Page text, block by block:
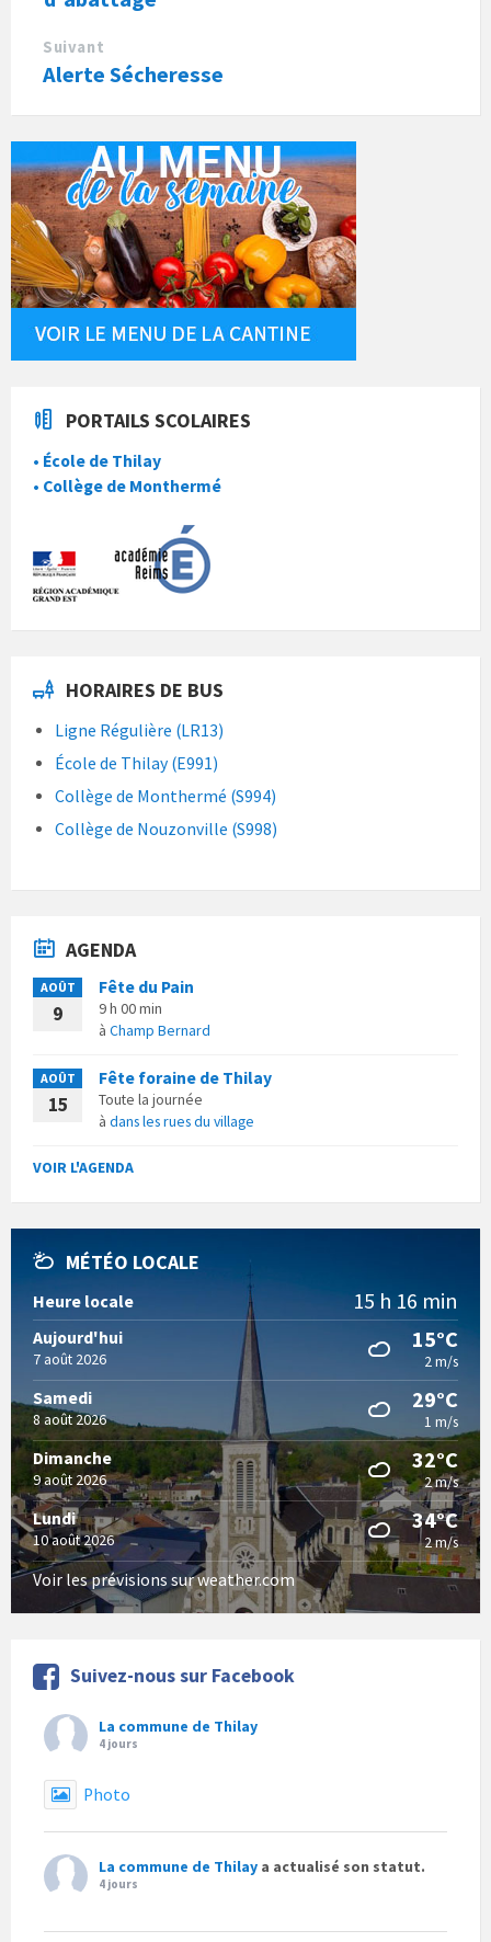
Suivant
Alerte Sécheresse
PORTAILS SCOLAIRES
• École de Thilay
• Collège de Monthermé
HORAIRES DE BUS
Ligne Régulière (LR13)
École de Thilay (E991)
Collège de Monthermé (S994)
Collège de Nouzonville (S998)
AGENDA
AOÛT
9
Fête du Pain
9 h 00 min
à Champ Bernard
AOÛT
15
Fête foraine de Thilay
Toute la journée
à dans les rues du village
VOIR L'AGENDA
MÉTÉO LOCALE
Heure locale 15 h 16 min
Aujourd'hui
7 août 2026
15°C
2 m/s
Samedi
8 août 2026
29°C
1 m/s
Dimanche
9 août 2026
32°C
2 m/s
Lundi
10 août 2026
34°C
2 m/s
Voir les prévisions sur weather.com
Suivez-nous sur Facebook
La commune de Thilay
4 jours
Photo
La commune de Thilay a actualisé son statut.
4 jours